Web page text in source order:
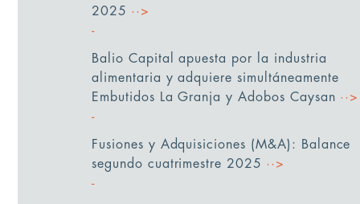
2025 ··>
Balio Capital apuesta por la industria
alimentaria y adquiere simultáneamente
Embutidos La Granja y Adobos Caysan ··>
Fusiones y Adquisiciones (M&A): Balance
segundo cuatrimestre 2025 ··>